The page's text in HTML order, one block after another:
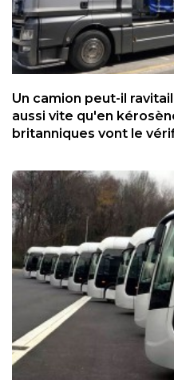
Un camion peut-il
aussi vite qu'en
britanniques vont le